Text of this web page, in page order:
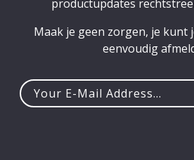
productupdates
Maak je geen zorgen, je kunt
eenvoudig